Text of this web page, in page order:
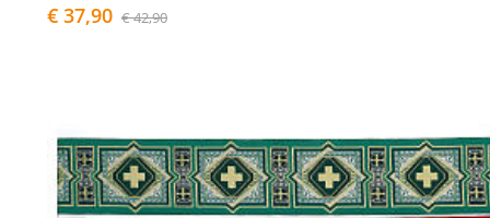
€ 37,90 € 42,90